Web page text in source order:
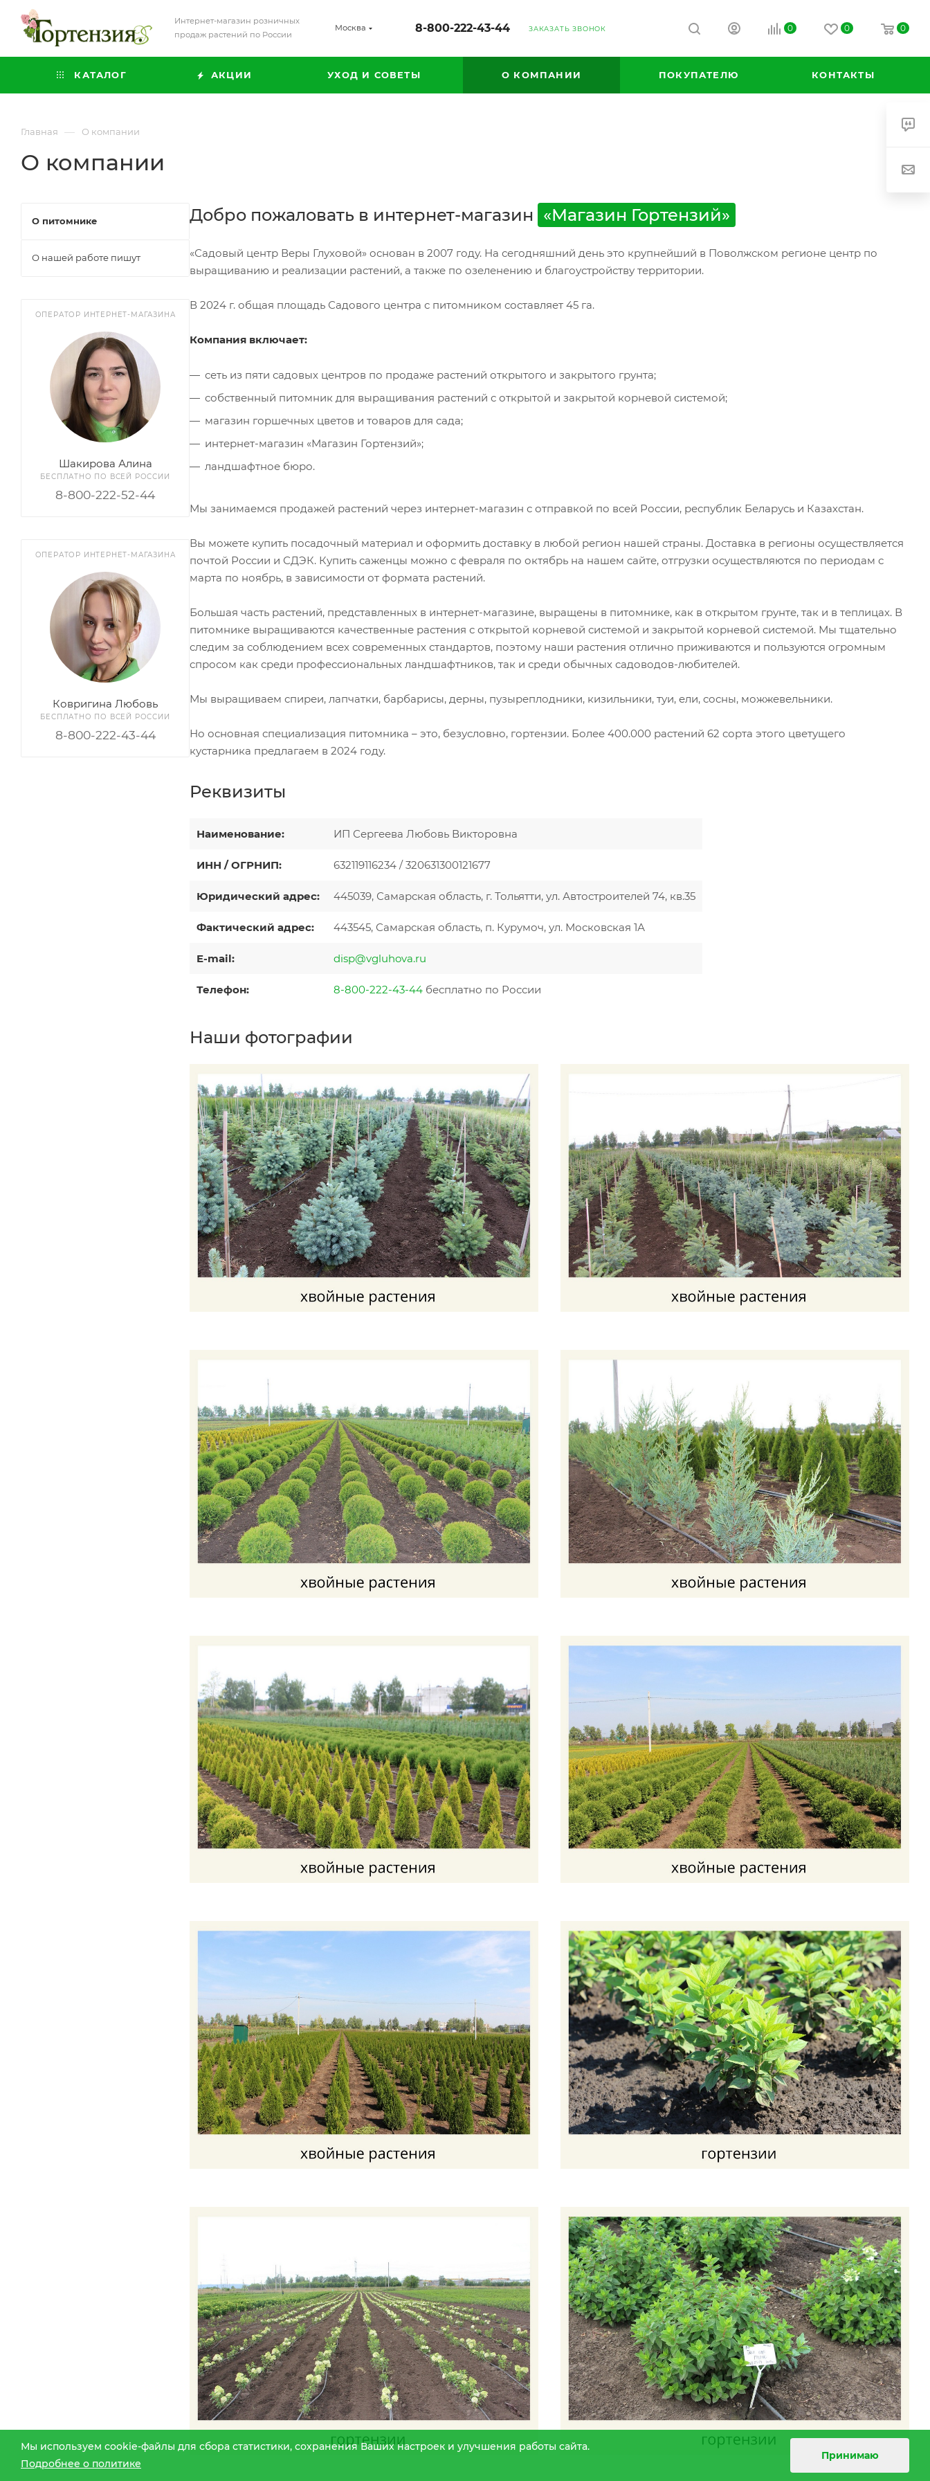
Интернет-магазин розничных
продаж растений по России
Москва 8-800-222-43-44 ЗАКАЗАТЬ ЗВОНОК 0 0 0
КАТАЛОГ АКЦИИ УХОД И СОВЕТЫ О КОМПАНИИ ПОКУПАТЕЛЮ КОНТАКТЫ
Главная — О компании
О компании
Добро пожаловать в интернет-магазин «Магазин Гортензий»
«Садовый центр Веры Глуховой» основан в 2007 году. На сегодняшний день это крупнейший в Поволжском регионе центр по
выращиванию и реализации растений, а также по озеленению и благоустройству территории.
В 2024 г. общая площадь Садового центра с питомником составляет 45 га.
Компания включает:
сеть из пяти садовых центров по продаже растений открытого и закрытого грунта;
собственный питомник для выращивания растений с открытой и закрытой корневой системой;
магазин горшечных цветов и товаров для сада;
интернет-магазин «Магазин Гортензий»;
ландшафтное бюро.
Мы занимаемся продажей растений через интернет-магазин с отправкой по всей России, республик Беларусь и Казахстан.
Вы можете купить посадочный материал и оформить доставку в любой регион нашей страны. Доставка в регионы осуществляется
почтой России и СДЭК. Купить саженцы можно с февраля по октябрь на нашем сайте, отгрузки осуществляются по периодам с
марта по ноябрь, в зависимости от формата растений.
Большая часть растений, представленных в интернет-магазине, выращены в питомнике, как в открытом грунте, так и в теплицах. В
питомнике выращиваются качественные растения с открытой корневой системой и закрытой корневой системой. Мы тщательно
следим за соблюдением всех современных стандартов, поэтому наши растения отлично приживаются и пользуются огромным
спросом как среди профессиональных ландшафтников, так и среди обычных садоводов-любителей.
Мы выращиваем спиреи, лапчатки, барбарисы, дерны, пузыреплодники, кизильники, туи, ели, сосны, можжевельники.
Но основная специализация питомника – это, безусловно, гортензии. Более 400.000 растений 62 сорта этого цветущего
кустарника предлагаем в 2024 году.
Реквизиты
Наименование: ИП Сергеева Любовь Викторовна
ИНН / ОГРНИП: 632119116234 / 320631300121677
Юридический адрес: 445039, Самарская область, г. Тольятти, ул. Автостроителей 74, кв.35
Фактический адрес: 443545, Самарская область, п. Курумоч, ул. Московская 1А
E-mail: disp@vgluhova.ru
Телефон: 8-800-222-43-44 бесплатно по России
Наши фотографии
О питомнике
О нашей работе пишут
ОПЕРАТОР ИНТЕРНЕТ-МАГАЗИНА
Шакирова Алина
БЕСПЛАТНО ПО ВСЕЙ РОССИИ
8-800-222-52-44
ОПЕРАТОР ИНТЕРНЕТ-МАГАЗИНА
Ковригина Любовь
БЕСПЛАТНО ПО ВСЕЙ РОССИИ
8-800-222-43-44
Мы используем cookie-файлы для сбора статистики, сохранения Ваших настроек и улучшения работы сайта.
Подробнее о политике
Принимаю